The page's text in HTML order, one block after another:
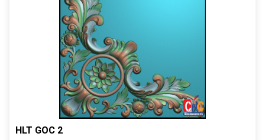
HLT GOC 2